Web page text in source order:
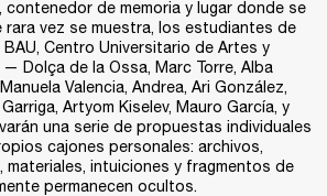
de memoria y lugar donde se
vez se muestra, los estudiantes de
Centro Universitario de Artes y
Dolça de la Ossa, Marc Torre, Alba
Valencia, Andrea, Ari González,
Artyom Kiselev, Mauro García, y
una serie de propuestas individuales
cajones personales: archivos,
materiales, intuiciones y fragmentos de
permanecen ocultos.